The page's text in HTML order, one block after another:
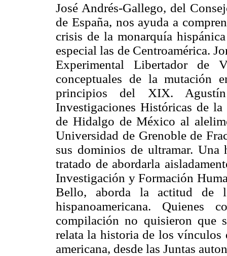
José Andrés-Gallego, del
de España, nos ayuda a
crisis de la monarquía
especial las de Centroamérica.
Experimental Libertador de
conceptuales de la mutación
principios del XIX.
Investigaciones Históricas de
de Hidalgo de México al
Universidad de Grenoble de
sus dominios de ultramar. Una
tratado de abordarla
Investigación y Formación
Bello, aborda la actitud de
hispanoamericana. Quienes
compilación no quisieron que
relata la historia de los vínculos
americana, desde las Juntas